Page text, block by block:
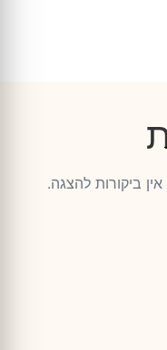
אין ביקורות להצגה.